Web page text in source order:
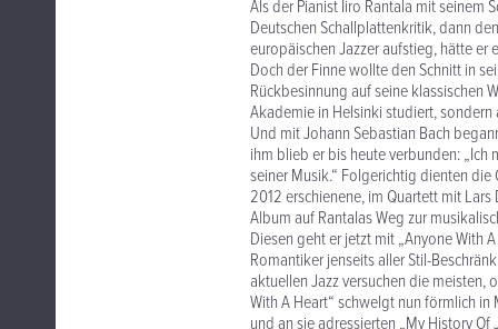
Als der Pianist Iiro Rantala mit seinem
Deutschen Schallplattenkritik, dann
europäischen Jazzer aufstieg, hätte er
Doch der Finne wollte den Schnitt in
Rückbesinnung auf seine klassischen
Akademie in Helsinki studiert,
Und mit Johann Sebastian Bach
ihm blieb er bis heute verbunden: „Ich
seiner Musik.“ Folgerichtig dienten die
2012 erschienene, im Quartett mit
Album auf Rantalas Weg zur
Diesen geht er jetzt mit „Anyone With
Romantiker jenseits aller Stil-
aktuellen Jazz versuchen die meisten,
With A Heart“ schwelgt nun förmlich
und an sie adressierten „My History